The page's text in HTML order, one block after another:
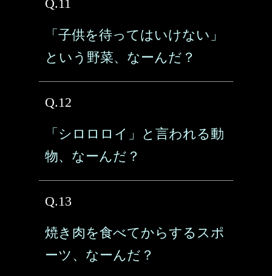
Q.11
「子供を待ってはいけない」
という野菜、なーんだ？
Q.12
「シロロロイ」と言われる動
物、なーんだ？
Q.13
焼き肉を食べてからするスポ
ーツ、なーんだ？